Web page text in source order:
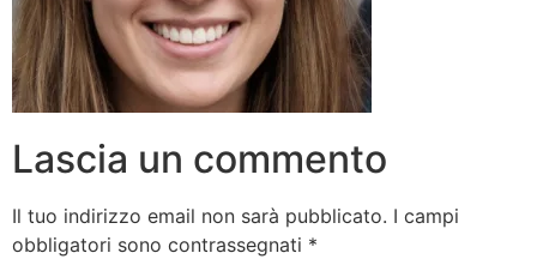
Lascia un commento
Il tuo indirizzo email non sarà pubblicato. I campi
obbligatori sono contrassegnati *